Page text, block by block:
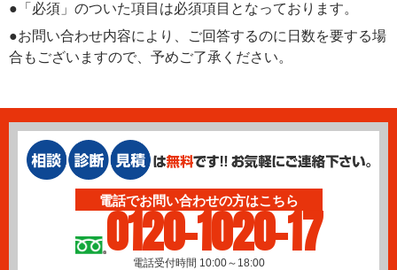
●「必須」のついた項目は必須項目となっております。
●お問い合わせ内容により、ご回答するのに日数を要する場
合もございますので、予めご了承ください。
電話でお問い合わせの方はこちら
0120-1020-17
電話受付時間 10:00～18:00